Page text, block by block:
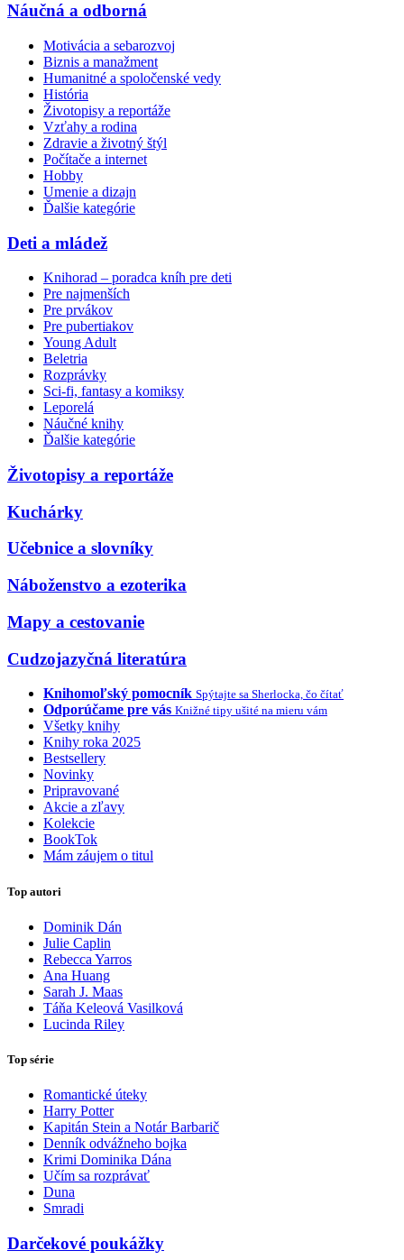
Náučná a odborná
Motivácia a sebarozvoj
Biznis a manažment
Humanitné a spoločenské vedy
História
Životopisy a reportáže
Vzťahy a rodina
Zdravie a životný štýl
Počítače a internet
Hobby
Umenie a dizajn
Ďalšie kategórie
Deti a mládež
Knihorad – poradca kníh pre deti
Pre najmenších
Pre prvákov
Pre pubertiakov
Young Adult
Beletria
Rozprávky
Sci-fi, fantasy a komiksy
Leporelá
Náučné knihy
Ďalšie kategórie
Životopisy a reportáže
Kuchárky
Učebnice a slovníky
Náboženstvo a ezoterika
Mapy a cestovanie
Cudzojazyčná literatúra
Knihomoľský pomocník Spýtajte sa Sherlocka, čo čítať
Odporúčame pre vás Knižné tipy ušité na mieru vám
Všetky knihy
Knihy roka 2025
Bestsellery
Novinky
Pripravované
Akcie a zľavy
Kolekcie
BookTok
Mám záujem o titul
Top autori
Dominik Dán
Julie Caplin
Rebecca Yarros
Ana Huang
Sarah J. Maas
Táňa Keleová Vasilková
Lucinda Riley
Top série
Romantické úteky
Harry Potter
Kapitán Stein a Notár Barbarič
Denník odvážneho bojka
Krimi Dominika Dána
Učím sa rozprávať
Duna
Smradi
Darčekové poukážky